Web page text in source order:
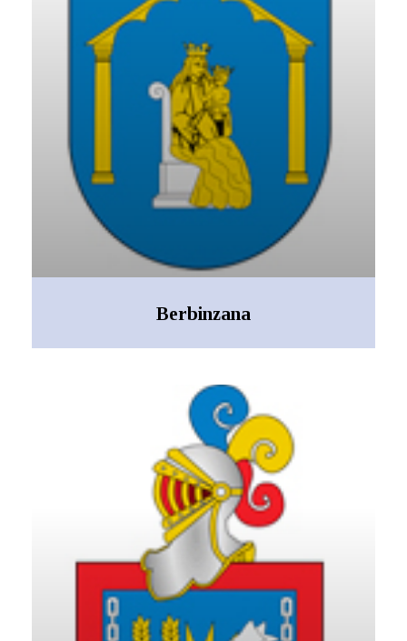
Berbinzana